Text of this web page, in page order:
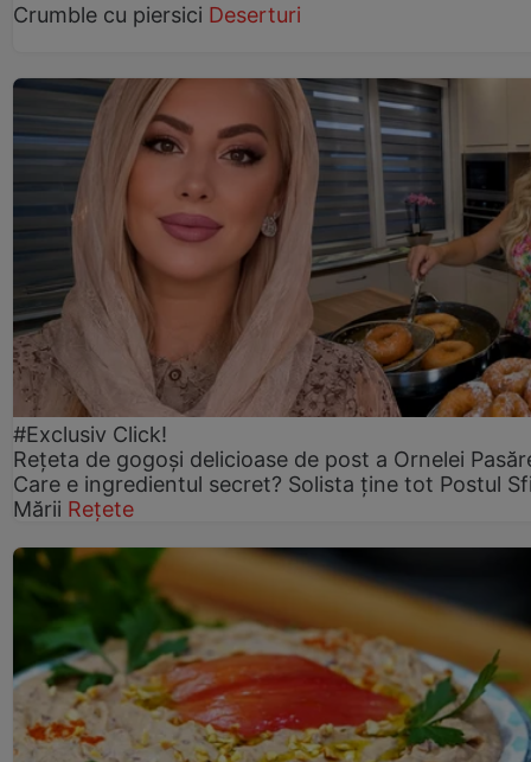
Crumble cu piersici Deserturi
#Exclusiv Click!
Rețeta de gogoşi delicioase de post a Ornelei
Care e ingredientul secret? Solista ține tot Postul
Mării Rețete